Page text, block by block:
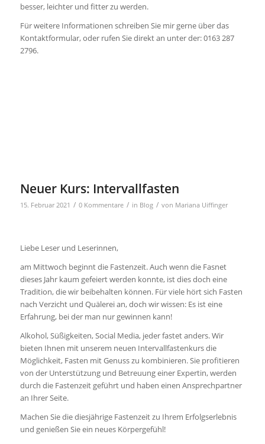
besser, leichter und fitter zu werden.
Für weitere Informationen schreiben Sie mir gerne über das
Kontaktformular, oder rufen Sie direkt an unter der: 0163 287
2796.
Neuer Kurs: Intervallfasten
15. Februar 2021 / 0 Kommentare / in Blog / von Mariana Uiffinger
Liebe Leser und Leserinnen,
am Mittwoch beginnt die Fastenzeit. Auch wenn die Fasnet
dieses Jahr kaum gefeiert werden konnte, ist dies doch eine
Tradition, die wir beibehalten können. Für viele hört sich Fasten
nach Verzicht und Quälerei an, doch wir wissen: Es ist eine
Erfahrung, bei der man nur gewinnen kann!
Alkohol, Süßigkeiten, Social Media, jeder fastet anders. Wir
bieten Ihnen mit unserem neuen Intervallfastenkurs die
Möglichkeit, Fasten mit Genuss zu kombinieren. Sie profitieren
von der Unterstützung und Betreuung einer Expertin, werden
durch die Fastenzeit geführt und haben einen Ansprechpartner
an Ihrer Seite.
Machen Sie die diesjährige Fastenzeit zu Ihrem Erfolgserlebnis
und genießen Sie ein neues Körpergefühl!